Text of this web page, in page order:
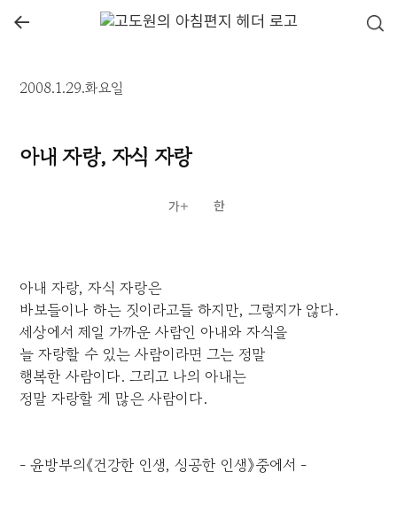
←
2008.1.29.화요일
아내 자랑, 자식 자랑
아내 자랑, 자식 자랑은
바보들이나 하는 짓이라고들 하지만, 그렇지가 않다.
세상에서 제일 가까운 사람인 아내와 자식을
늘 자랑할 수 있는 사람이라면 그는 정말
행복한 사람이다. 그리고 나의 아내는
정말 자랑할 게 많은 사람이다.
- 윤방부의《건강한 인생, 성공한 인생》중에서 -